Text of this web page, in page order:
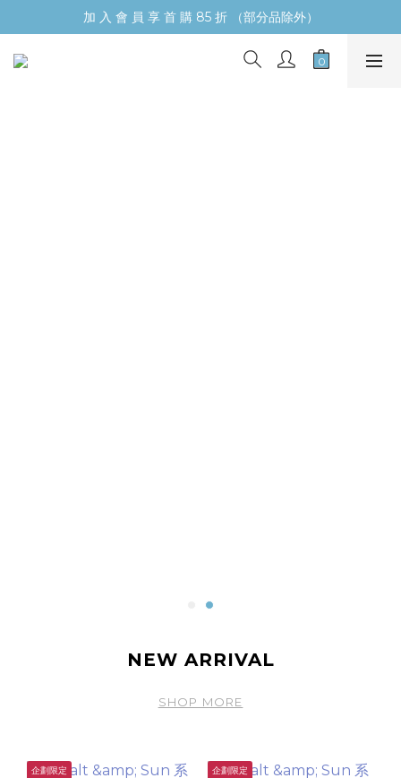
加 入 會 員 享 首 購 85 折 （部分品除外）
NEW ARRIVAL
SHOP MORE
企劃限定 企劃限定